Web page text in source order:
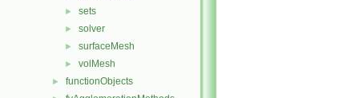
► sets
► solver
► surfaceMesh
► volMesh
► functionObjects